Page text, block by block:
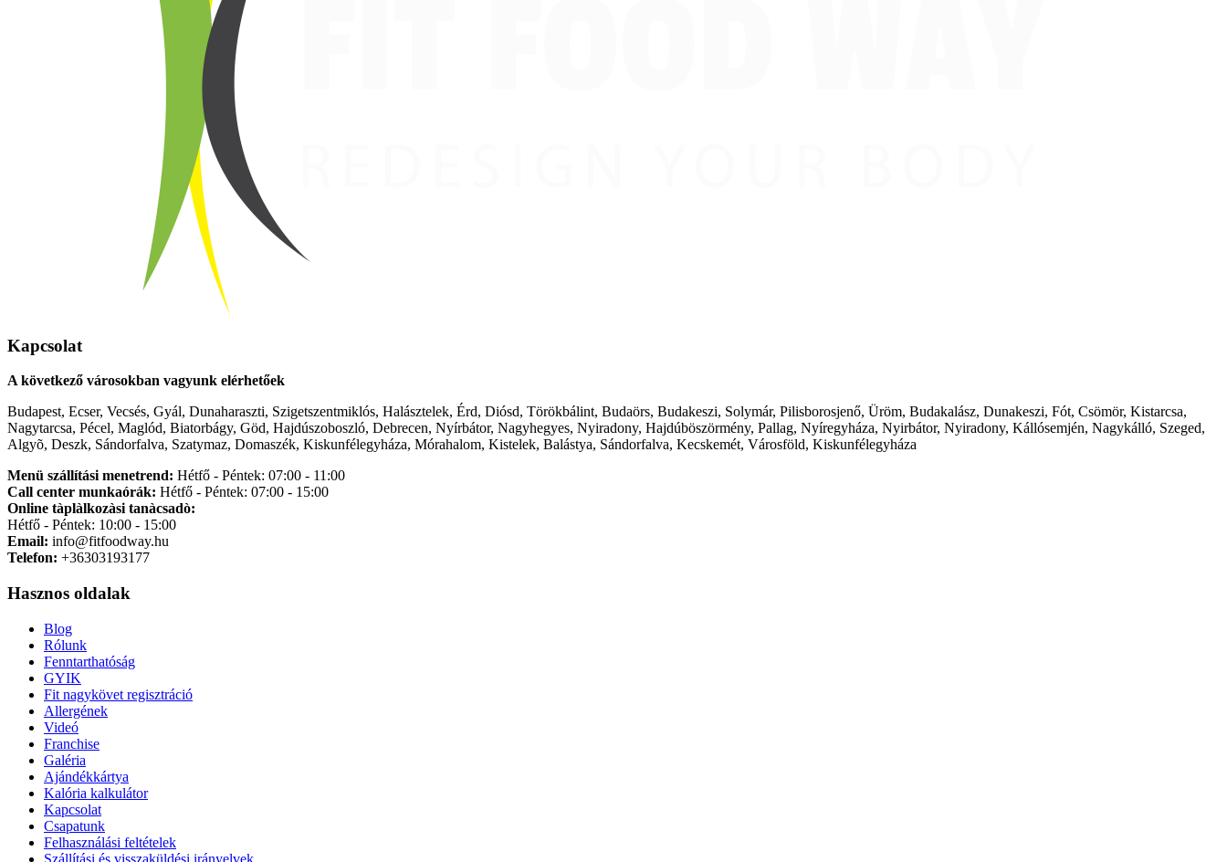
Kapcsolat
A következő városokban vagyunk elérhetőek
Budapest, Ecser, Vecsés, Gyál, Dunaharaszti, Szigetszentmiklós, Halásztelek, Érd, Diósd, Törökbálint, Budaörs, Budakeszi, Solymár, Pilisborosjenő, Üröm, Budakalász, Dunakeszi, Fót, Csömör, Kistarcsa,
Nagytarcsa, Pécel, Maglód, Biatorbágy, Göd, Hajdúszoboszló, Debrecen, Nyírbátor, Nagyhegyes, Nyiradony, Hajdúböszörmény, Pallag, Nyíregyháza, Nyirbátor, Nyiradony, Kállósemjén, Nagykálló, Szeged,
Algyõ, Deszk, Sándorfalva, Szatymaz, Domaszék, Kiskunfélegyháza, Mórahalom, Kistelek, Balástya, Sándorfalva, Kecskemét, Városföld, Kiskunfélegyháza
Menü szállítási menetrend: Hétfő - Péntek: 07:00 - 11:00
Call center munkaórák: Hétfő - Péntek: 07:00 - 15:00
Online tàplàlkozàsi tanàcsadò:
Hétfő - Péntek: 10:00 - 15:00
Email: info@fitfoodway.hu
Telefon: +36303193177
Hasznos oldalak
Blog
Rólunk
Fenntarthatóság
GYIK
Fit nagykövet regisztráció
Allergének
Videó
Franchise
Galéria
Ajándékkártya
Kalória kalkulátor
Kapcsolat
Csapatunk
Felhasználási feltételek
Szállítási és visszaküldési irányelvek